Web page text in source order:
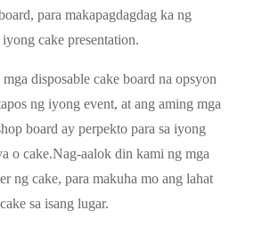
para makapagdagdag ka ng
cake presentation.
disposable cake board na opsyon
ng iyong event, at ang aming mga
board ay perpekto para sa iyong
o cake.Nag-aalok din kami ng mga
ng cake, para makuha mo ang lahat
sa isang lugar.